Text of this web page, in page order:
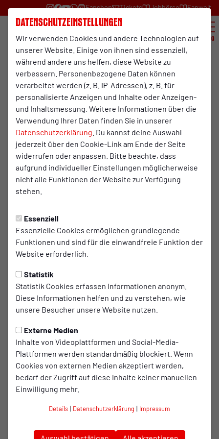
Datenschutzeinstellungen
Wir verwenden Cookies und andere Technologien auf
unserer Website. Einige von ihnen sind essenziell,
während andere uns helfen, diese Website zu
verbessern. Personenbezogene Daten können
verarbeitet werden (z. B. IP-Adressen), z. B. für
personalisierte Anzeigen und Inhalte oder Anzeigen-
und Inhaltsmessung. Weitere Informationen über die
Verwendung Ihrer Daten finden Sie in unserer
Datenschutzerklärung . Du kannst deine Auswahl
jederzeit über den Cookie-Link am Ende der Seite
widerrufen oder anpassen. Bitte beachte, dass
aufgrund individueller Einstellungen möglicherweise
nicht alle Funktionen der Website zur Verfügung
stehen.
Essenziell
Essenzielle Cookies ermöglichen grundlegende
Funktionen und sind für die einwandfreie Funktion der
Website erforderlich.
Statistik
Statistik Cookies erfassen Informationen anonym.
Diese Informationen helfen und zu verstehen, wie
unsere Besucher unsere Website nutzen.
Externe Medien
Inhalte von Videoplattformen und Social-Media-
Plattformen werden standardmäßig blockiert. Wenn
Cookies von externen Medien akzeptiert werden,
bedarf der Zugriff auf diese Inhalte keiner manuellen
Einwilligung mehr.
Details | Datenschutzerklärung | Impressum
Fanshop Tickets Jobbörse Fanwelt
Menü
Streitigkeiten innerhalb des Vereins, insbesondere unter
Vereinsmitgliedern sowie zwischen Mitgliedern und dem
Verein, sollen vereinsintern geregelt und ggf. geahndet
werden. Dies betrifft insbesondere alle Formen von
unsportlichem Verhalten, Verstößen gegen die
Vereinssatzung oder der Anfechtung von Entscheidungen
Mitgliederversammlung. Der Ehrenrat übernimmt dabei in
erster Instanz vermittelnd die Rolle des Moderators
zwischen den Streitparteien. Als letzte Möglichkeit kann
der Ehrenrat Entscheidungen und Beschlüsse formulieren,
Der Ehrenrat kann dabei auf Antrag einzelner Mitglieder
bzw. anderer Vereinsorgane oder von sich aus tätig
werden. Er besteht laut Satzung aus fünf Mitgliedern, die
dem Verein angehören müssen.
Die gewählten Mitglieder des Ehrenrates der
Mitgliederversammlung vom 20. Januar 2025: Wolfgang
Feldmann (Vorsitzender), Jochen Füten, Hermann Wilbertz,
Jochen Klapheck, Jürgen Jäger.
Ehrenrat